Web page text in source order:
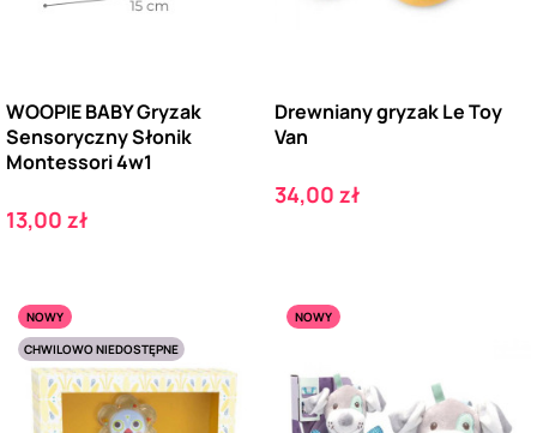
WOOPIE BABY Gryzak
Sensoryczny Słonik
Montessori 4w1
Cena
13,00 zł
Drewniany gryzak Le Toy
Van
Cena
34,00 zł
NOWY
CHWILOWO NIEDOSTĘPNE
NOWY